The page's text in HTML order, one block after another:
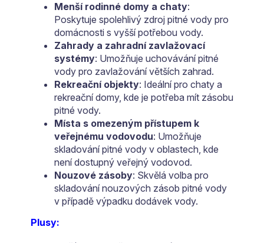
Menší rodinné domy a chaty:
Poskytuje spolehlivý zdroj pitné vody pro
domácnosti s vyšší potřebou vody.
Zahrady a zahradní zavlažovací
systémy: Umožňuje uchovávání pitné
vody pro zavlažování větších zahrad.
Rekreační objekty: Ideální pro chaty a
rekreační domy, kde je potřeba mít zásobu
pitné vody.
Místa s omezeným přístupem k
veřejnému vodovodu: Umožňuje
skladování pitné vody v oblastech, kde
není dostupný veřejný vodovod.
Nouzové zásoby: Skvělá volba pro
skladování nouzových zásob pitné vody
v případě výpadku dodávek vody.
Plusy: